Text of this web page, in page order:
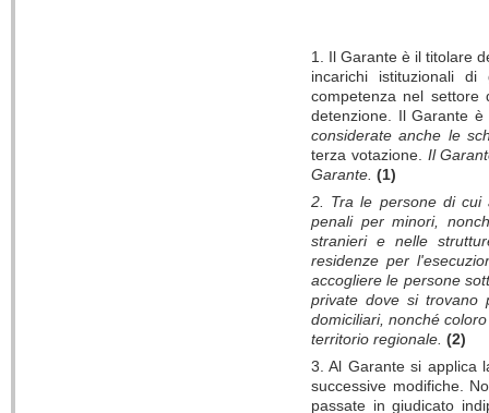
1. Il Garante è il titolare
incarichi istituzionali
competenza nel settore
detenzione. Il Garante
considerate anche le
terza votazione. Il
Garante. (1)
2. Tra le persone di cui
penali per minori,
stranieri e nelle
residenze per
accogliere le persone
private dove si trovano
domiciliari, nonché
territorio regionale. (2)
3. Al Garante si applica
successive modifiche.
passate in giudicato